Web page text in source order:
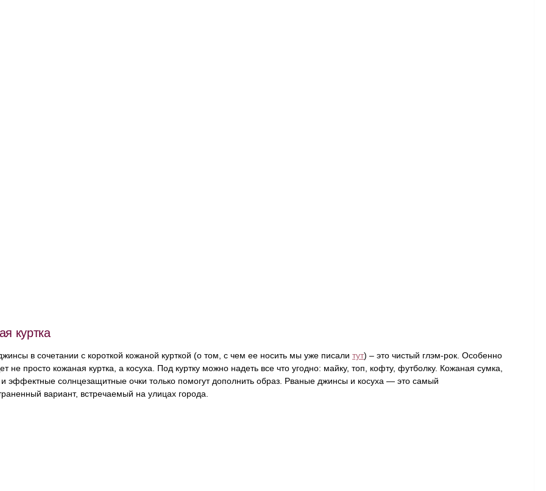
куртка
в сочетании с короткой кожаной курткой (о том, с чем ее носить мы уже писали тут) – это чистый глэм-рок. Особенно
не просто кожаная куртка, а косуха. Под куртку можно надеть все что угодно: майку, топ, кофту, футболку. Кожаная сумка,
эффектные солнцезащитные очки только помогут дополнить образ. Рваные джинсы и косуха — это самый
вариант, встречаемый на улицах города.